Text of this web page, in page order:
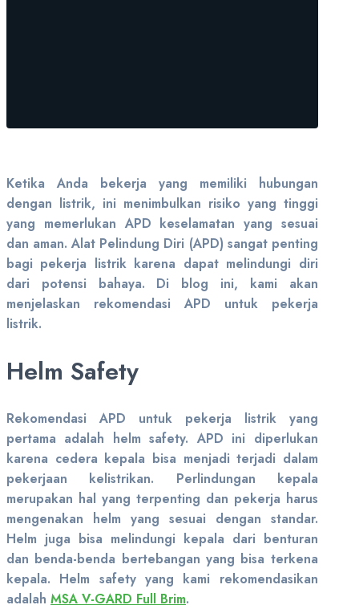
Ketika Anda bekerja yang memiliki hubungan
dengan listrik, ini menimbulkan risiko yang tinggi
yang memerlukan APD keselamatan yang sesuai
dan aman. Alat Pelindung Diri (APD) sangat penting
bagi pekerja listrik karena dapat melindungi diri
dari potensi bahaya. Di blog ini, kami akan
menjelaskan rekomendasi APD untuk pekerja
listrik.
Helm Safety
Rekomendasi APD untuk pekerja listrik yang
pertama adalah helm safety. APD ini diperlukan
karena cedera kepala bisa menjadi terjadi dalam
pekerjaan kelistrikan. Perlindungan kepala
merupakan hal yang terpenting dan pekerja harus
mengenakan helm yang sesuai dengan standar.
Helm juga bisa melindungi kepala dari benturan
dan benda-benda bertebangan yang bisa terkena
kepala. Helm safety yang kami rekomendasikan
adalah MSA V-GARD Full Brim.